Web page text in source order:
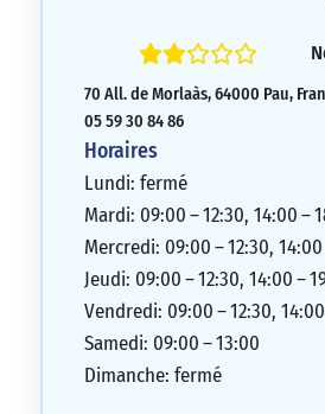
70 All. de Morlaàs, 64000 Pau,
05 59 30 84 86
Horaires
Lundi: fermé
Mardi: 09:00 – 12:30, 14:00 –
Mercredi: 09:00 – 12:30, 14:00
Jeudi: 09:00 – 12:30, 14:00 –
Vendredi: 09:00 – 12:30,
Samedi: 09:00 – 13:00
Dimanche: fermé